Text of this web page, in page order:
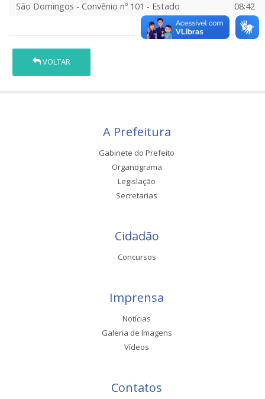
São Domingos - Convênio nº 101 - Estado
08:42
VOLTAR
A Prefeitura
Gabinete do Prefeito
Organograma
Legislação
Secretarias
Cidadão
Concursos
Imprensa
Notícias
Galeria de Imagens
Vídeos
Contatos